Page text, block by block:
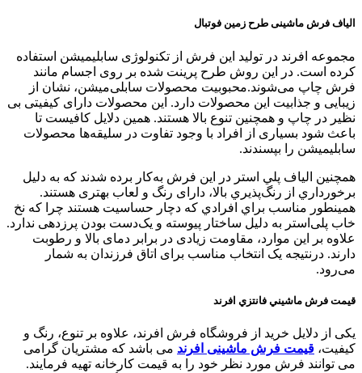
الياف فرش ماشینی طرح زمین فوتبال
مجموعه افرند در توليد اين فرش از تكنولوژی سابليميشن استفاده
کرده است. در این روش طرح پرینت شده بر روی اجسام مانند
فرش چاپ می‌شوند.محبوبیت محصولات سابلی‌میشن، نشان از
زیبایی و جذابیت این محصولات دارد. این محصولات دارای کیفیتی بی
نظیر در چاپ و همچنین تنوع بالا هستند. همين دلایل کافیست تا
باعث شود بسیاری از افراد با وجود تفاوت در سلیقه‌ها محصولات
سابلیمیشن را بپسندند.
همچنين الياف پلي استر در اين فرش به‌كار برده شدند كه به دليل
برخورداري از رنگ‌پذيري بالا، دارای رنگ و لعاب بهتری هستند.
همينطور مناسب براي افرادي كه دچار حساسيت هستند چرا كه نخ
خاب پلی‌استر به دلیل ساختار پیوسته و یک‌دست بودن پرزدهی ندارد.
علاوه بر این موارد، مقاومت زیادی در برابر دمای بالا و رطوبت
دارند. درنتیجه یک انتخاب مناسب برای اتاق فرزندان به شمار
می‌رود.
قيمت فرش ماشيني فانتزي افرند
یکی از دلایل خرید از فروشگاه فرش افرند، علاوه بر تنوع، رنگ و
کیفیت، قیمت فرش ماشینی افرند می باشد که مشتریان گرامی
می توانند فرش مورد نظر خود را به قیمت کارخانه تهیه فرمایند.